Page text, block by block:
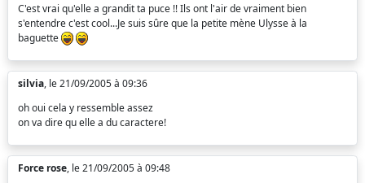
C'est vrai qu'elle a grandit ta puce !! Ils ont l'air de vraiment bien
s'entendre c'est cool...Je suis sûre que la petite mène Ulysse à la
baguette
silvia, le 21/09/2005 à 09:36
oh oui cela y ressemble assez
on va dire qu elle a du caractere!
Force rose, le 21/09/2005 à 09:48